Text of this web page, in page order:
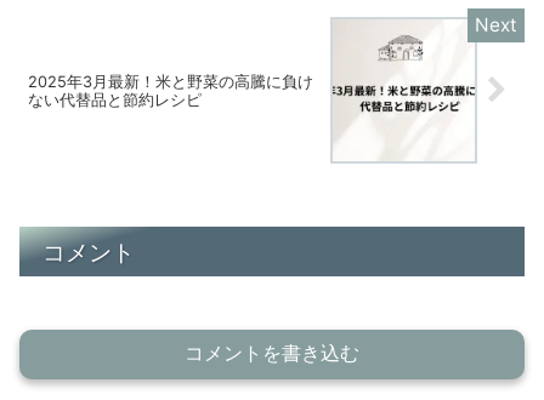
2025年3月最新！米と野菜の高騰に負け
ない代替品と節約レシピ
コメント
コメントを書き込む